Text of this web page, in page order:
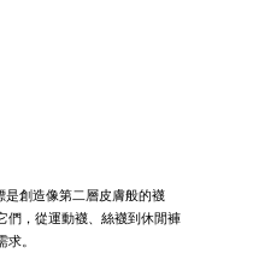
是創造像第二層皮膚般的襪
們，從運動襪、絲襪到休閒褲
。